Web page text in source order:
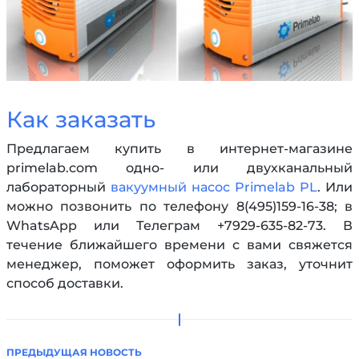
Как заказать
Предлагаем купить в интернет-магазине
primelab.com одно- или двухканальный
лабораторный вакуумный насос Primelab PL. Или
можно позвонить по телефону 8(495)159-16-38; в
WhatsApp или Телеграм +7929-635-82-73. В
течение ближайшего времени с вами свяжется
менеджер, поможет оформить заказ, уточнит
способ доставки.
ПРЕДЫДУЩАЯ НОВОСТЬ